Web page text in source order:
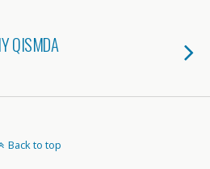
QISMDA
Back to top